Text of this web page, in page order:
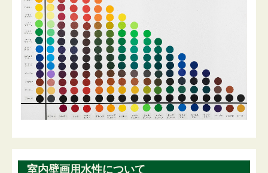
室内壁画用水性について